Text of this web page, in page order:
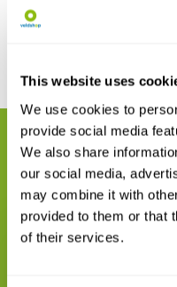
This website uses
We use cookies to
provide social media
We also share
our social media,
may combine it with
provided to them or that
of their services.
Reviews
Delen
GERELATEERDE
Maak uw bestelling